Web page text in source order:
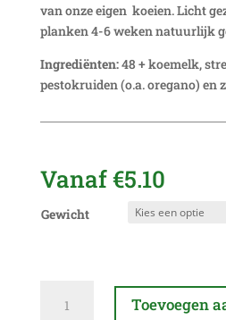
van onze eigen koeien. Licht
planken 4-6 weken natuurlijk
Ingrediënten:48 + koemelk,
pestokruiden (o.a. oregano) en
Vanaf€5.10
Gewicht
aantal
Toevoegen